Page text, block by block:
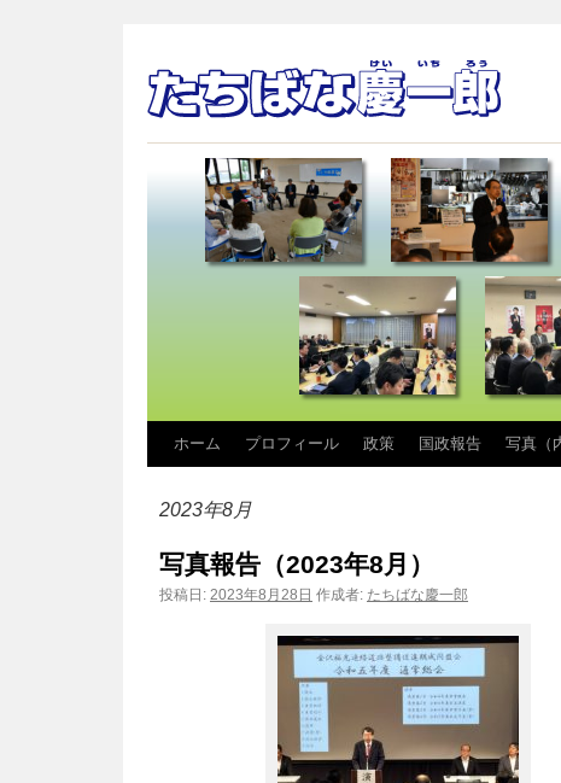
ホーム プロフィール 政策 国政報告 写真（
2023年8月
写真報告（2023年8月）
投稿日: 2023年8月28日 作成者: たちばな慶一郎